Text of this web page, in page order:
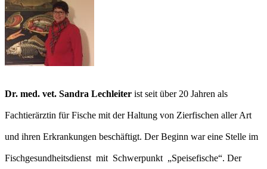
Dr. med. vet. Sandra Lechleiter ist seit über 20 Jahren als
Fachtierärztin für Fische mit der Haltung von Zierfischen aller Art
und ihren Erkrankungen beschäftigt. Der Beginn war eine Stelle im
Fischgesundheitsdienst mit Schwerpunkt „Speisefische“. Der